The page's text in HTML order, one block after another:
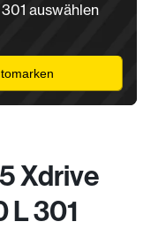
auswählen
Xdrive
L 301